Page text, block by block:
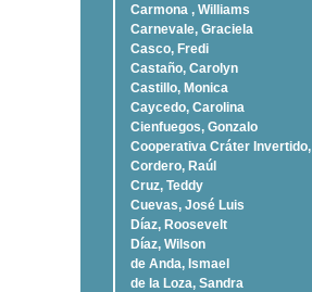
Carmona , Williams
Carnevale, Graciela
Casco, Fredi
Castaño, Carolyn
Castillo, Monica
Caycedo, Carolina
Cienfuegos, Gonzalo
Cooperativa Cráter Invertido,
Cordero, Raúl
Cruz, Teddy
Cuevas, José Luis
Díaz, Roosevelt
Dí­az, Wilson
de Anda, Ismael
de la Loza, Sandra